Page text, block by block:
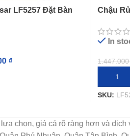
LF5257 Đặt Bàn
₫
Chậu
In
THÊM
SKU:
chọn, giá cả rõ ràng hơn và dịch